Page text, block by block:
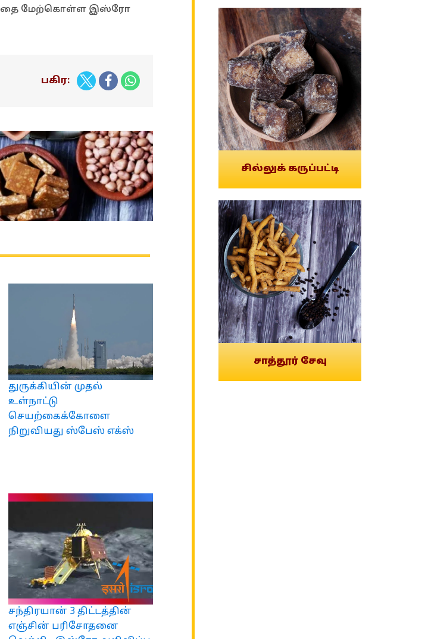
மேற்கொள்ள இஸ்ரோ
பகிர:
துருக்கியின் முதல்
உள்நாட்டு
செயற்கைக்கோளை
நிறுவியது ஸ்பேஸ் எக்ஸ்
சந்திரயான் 3 திட்டத்தின்
எஞ்சின் பரிசோதனை
சில்லுக் கருப்பட்டி
சாத்தூர் சேவு